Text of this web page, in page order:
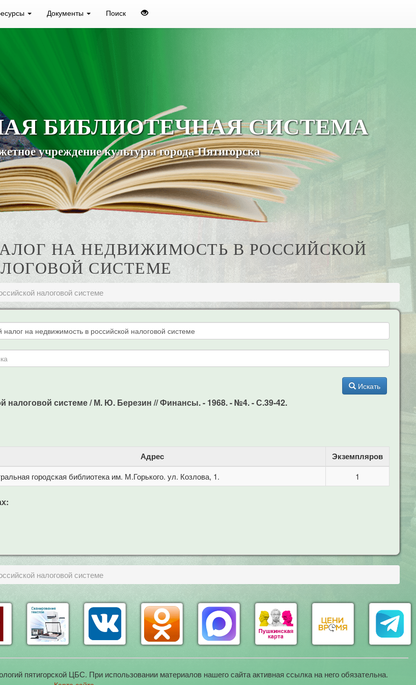
Документы Поиск
БИБЛИОТЕЧНАЯ СИСТЕМА
учреждение культуры города Пятигорска
НА НЕДВИЖИМОСТЬ В РОССИЙСКОЙ
СИСТЕМЕ
налоговой системе
Искать
системе / М. Ю. Березин // Финансы. - 1968. - №4. - С.39-42.
Адрес Экземпляров
городская библиотека им. М.Горького. ул. Козлова, 1. 1
налоговой системе
пятигорской ЦБС. При использовании материалов нашего сайта активная ссылка на него обязательна.